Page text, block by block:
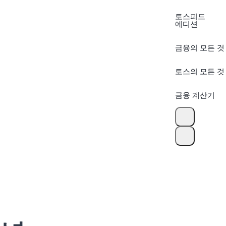
토스피드
에디션
금융의 모든 것
토스의 모든 것
금융 계산기